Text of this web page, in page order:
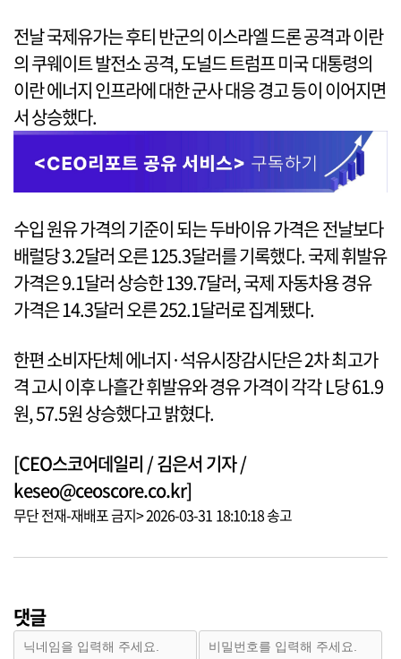
전날 국제유가는 후티 반군의 이스라엘 드론 공격과 이란
의 쿠웨이트 발전소 공격, 도널드 트럼프 미국 대통령의
이란 에너지 인프라에 대한 군사 대응 경고 등이 이어지면
서 상승했다.
수입 원유 가격의 기준이 되는 두바이유 가격은 전날보다
배럴당 3.2달러 오른 125.3달러를 기록했다. 국제 휘발유
가격은 9.1달러 상승한 139.7달러, 국제 자동차용 경유
가격은 14.3달러 오른 252.1달러로 집계됐다.
한편 소비자단체 에너지·석유시장감시단은 2차 최고가
격 고시 이후 나흘간 휘발유와 경유 가격이 각각 L당 61.9
원, 57.5원 상승했다고 밝혔다.
[CEO스코어데일리 / 김은서 기자 /
keseo@ceoscore.co.kr]
무단 전재-재배포 금지> 2026-03-31 18:10:18 송고
댓글